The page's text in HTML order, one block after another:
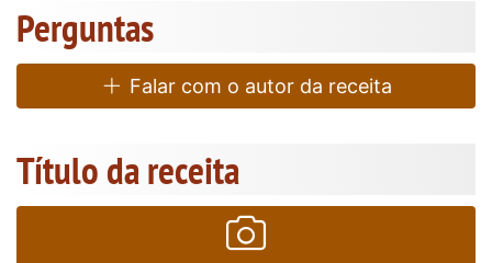
Perguntas
Falar com o autor da receita
Título da receita